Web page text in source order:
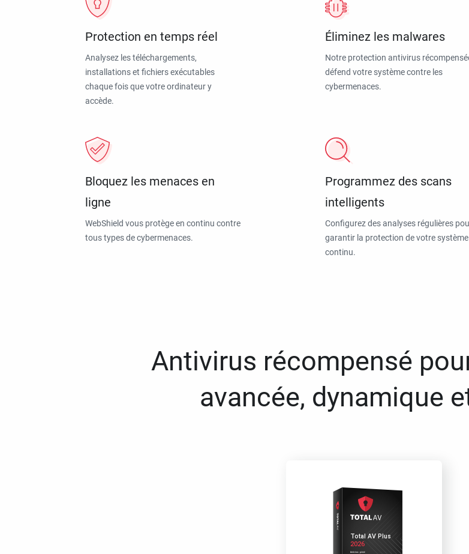
Protection en temps réel
Analysez les téléchargements,
installations et fichiers exécutables
chaque fois que votre ordinateur y
accède.
Éliminez les malwares
Notre protection antivirus
défend votre système contre les
cybermenaces.
Bloquez les menaces en
ligne
WebShield vous protège en continu contre
tous types de cybermenaces.
Programmez des scans
intelligents
Configurez des analyses régulières
garantir la protection de votre système
continu.
Antivirus récompensé
avancée, dynamique